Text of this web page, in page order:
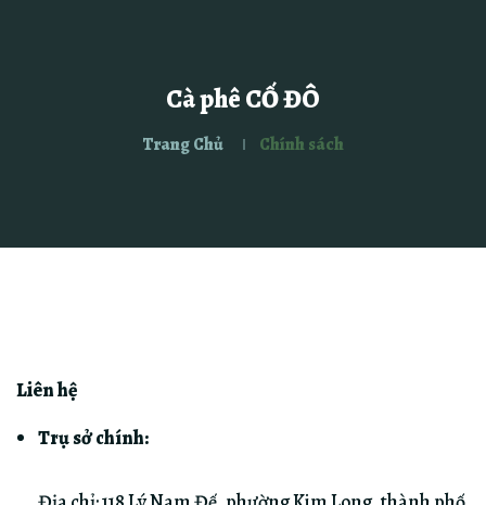
Cà phê CỐ ĐÔ
Trang Chủ Chính sách
Liên hệ
Trụ sở chính: